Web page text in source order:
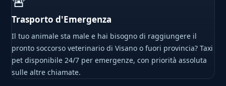
Trasporto d'Emergenza
Il tuo animale sta male e hai bisogno di raggiungere il
pronto soccorso veterinario di Visano o fuori provincia? Taxi
pet disponibile 24/7 per emergenze, con priorità assoluta
sulle altre chiamate.